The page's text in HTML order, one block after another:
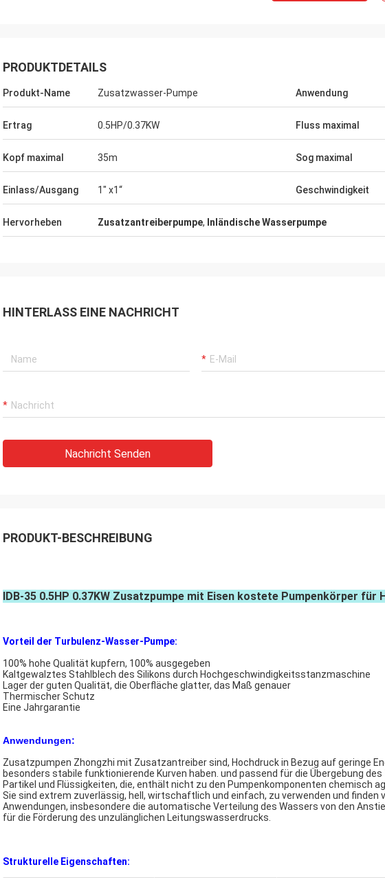
Mr.Reuben-kimwolo
Qualität, große Hersteller, sind wir
Ihren Produkten glücklich.
Mr.Yılmaz Türkoğlu
Haben für mehr als 3 Jahre sehr
zusammengearbeitet. alle Produkte
in unseren Arten der Ausrüstung
adaequat. Danke.
PRODUKTDETAILS
Produkt-Name Zusatzwasser-Pumpe Anwendung
Ertrag 0.5HP/0.37KW Fluss maximal
Kopf maximal 35m Sog maximal
Einlass/Ausgang 1" x1“ Geschwindigkeit
Hervorheben Zusatzantreiberpumpe, Inländische Wasserpumpe
HINTERLASS EINE NACHRICHT
Nachricht Senden
PRODUKT-BESCHREIBUNG
IDB-35 0.5HP 0.37KW Zusatzpumpe mit Eisen kostete Pumpenkörper für
Vorteil der Turbulenz-Wasser-Pumpe:
100% hohe Qualität kupfern, 100% ausgegeben
Kaltgewalztes Stahlblech des Silikons durch Hochgeschwindigkeitsstanzmaschine
Lager der guten Qualität, die Oberfläche glatter, das Maß genauer
Thermischer Schutz
Eine Jahrgarantie
Anwendungen:
Zusatzpumpen Zhongzhi mit Zusatzantreiber sind, Hochdruck in Bezug auf geringe
besonders stabile funktionierende Kurven haben. und passend für die Übergebung
Partikel und Flüssigkeiten, die, enthält nicht zu den Pumpenkomponenten chemisch
Sie sind extrem zuverlässig, hell, wirtschaftlich und einfach, zu verwenden und finden
Anwendungen, insbesondere die automatische Verteilung des Wassers von den
für die Förderung des unzulänglichen Leitungswasserdrucks.
Strukturelle Eigenschaften: